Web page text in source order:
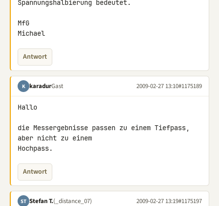
Spannungshalbierung bedeutet.
MfG
Michael
Antwort
K karadurGast 2009-02-27 13:10#1175189
Hallo
die Messergebnisse passen zu einem Tiefpass,
aber nicht zu einem
Hochpass.
Antwort
ST Stefan T.(_distance_07) 2009-02-27 13:19#1175197